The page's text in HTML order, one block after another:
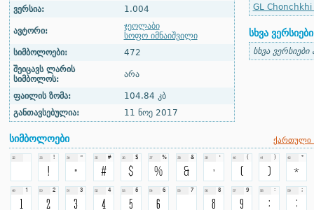
ვერსია:
1.004
ავტორი:
ჯეოლაბი
სოფო იმნაიშვილი
სიმბოლოები:
472
შეიცავს ლარის
სიმბოლოს:
არა
ფაილის ზომა:
104.84 კბ
განთავსებულია:
11 ნოე 2017
GL Chonchkhi
სხვა ვერსიები
სხვა
სიმბოლოები ქართული